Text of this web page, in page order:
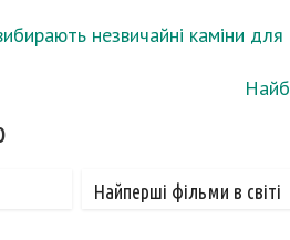
незвичайні каміни
Найперші фільми в світі